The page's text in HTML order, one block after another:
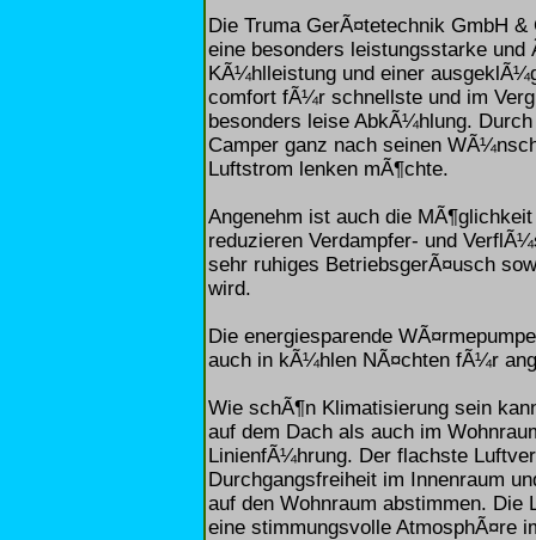
Die Truma GerÃ¤tetechnik GmbH
eine besonders leistungsstarke
KÃ¼hlleistung und einer
comfort fÃ¼r schnellste und im
besonders leise AbkÃ¼hlung.
Camper ganz nach seinen
Luftstrom lenken mÃ¶chte.
Angenehm ist auch die
reduzieren Verdampfer- und
sehr ruhiges BetriebsgerÃ¤usch
wird.
Die energiesparende
auch in kÃ¼hlen NÃ¤chten fÃ¼r
Wie schÃ¶n Klimatisierung sein
auf dem Dach als auch im
LinienfÃ¼hrung. Der flachste
Durchgangsfreiheit im Innenraum
auf den Wohnraum abstimmen.
eine stimmungsvolle AtmosphÃ¤re